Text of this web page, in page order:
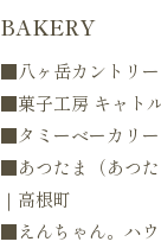
BAKERY
■八ヶ岳カントリ
■菓子工房 キャト
■タミーベーカリ
■あつたま（あつた
｜高根町
■えんちゃん。ハ